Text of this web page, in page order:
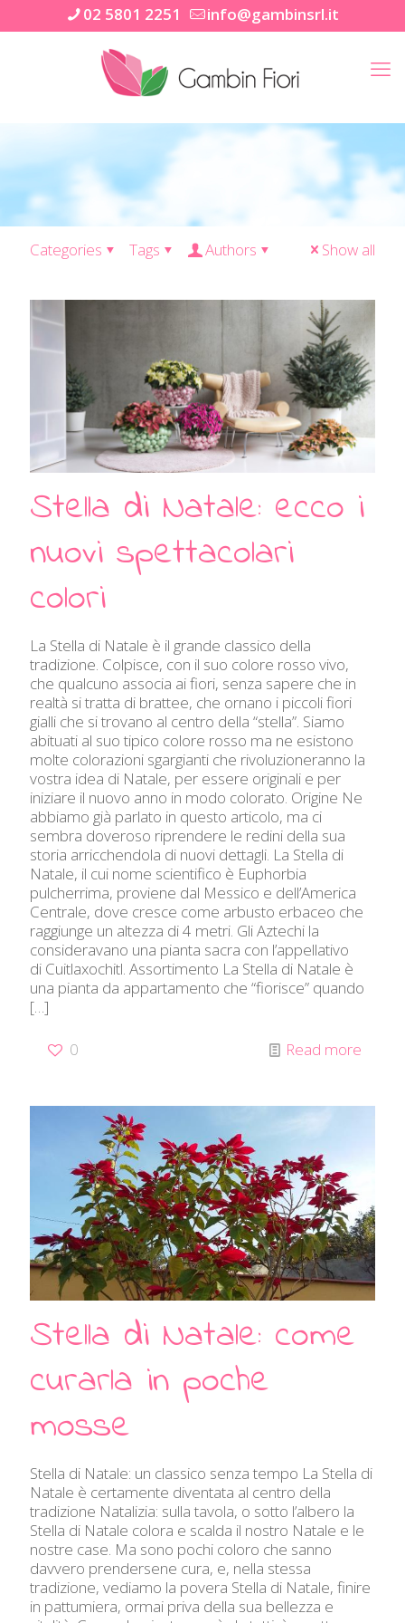
02 5801 2251 info@gambinsrl.it
Categories Tags Authors Show all
Stella di Natale: ecco i
nuovi spettacolari
colori
La Stella di Natale è il grande classico della
tradizione. Colpisce, con il suo colore rosso vivo,
che qualcuno associa ai fiori, senza sapere che in
realtà si tratta di brattee, che ornano i piccoli fiori
gialli che si trovano al centro della “stella”. Siamo
abituati al suo tipico colore rosso ma ne esistono
molte colorazioni sgargianti che rivoluzioneranno la
vostra idea di Natale, per essere originali e per
iniziare il nuovo anno in modo colorato. Origine Ne
abbiamo già parlato in questo articolo, ma ci
sembra doveroso riprendere le redini della sua
storia arricchendola di nuovi dettagli. La Stella di
Natale, il cui nome scientifico è Euphorbia
pulcherrima, proviene dal Messico e dell’America
Centrale, dove cresce come arbusto erbaceo che
raggiunge un altezza di 4 metri. Gli Aztechi la
consideravano una pianta sacra con l’appellativo
di Cuitlaxochitl. Assortimento La Stella di Natale è
una pianta da appartamento che “fiorisce” quando
[…]
0 Read more
Stella di Natale: come
curarla in poche
mosse
Stella di Natale: un classico senza tempo La Stella di
Natale è certamente diventata al centro della
tradizione Natalizia: sulla tavola, o sotto l’albero la
Stella di Natale colora e scalda il nostro Natale e le
nostre case. Ma sono pochi coloro che sanno
davvero prendersene cura, e, nella stessa
tradizione, vediamo la povera Stella di Natale, finire
in pattumiera, ormai priva della sua bellezza e